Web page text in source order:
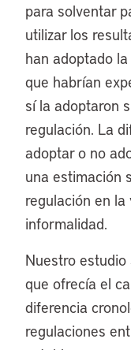
para solventar
utilizar los
han adoptado
que habrían
sí la adoptaron
regulación. La
adoptar o no
una estimación
regulación en
informalidad.
Nuestro
que ofrecía el
diferencia
regulaciones